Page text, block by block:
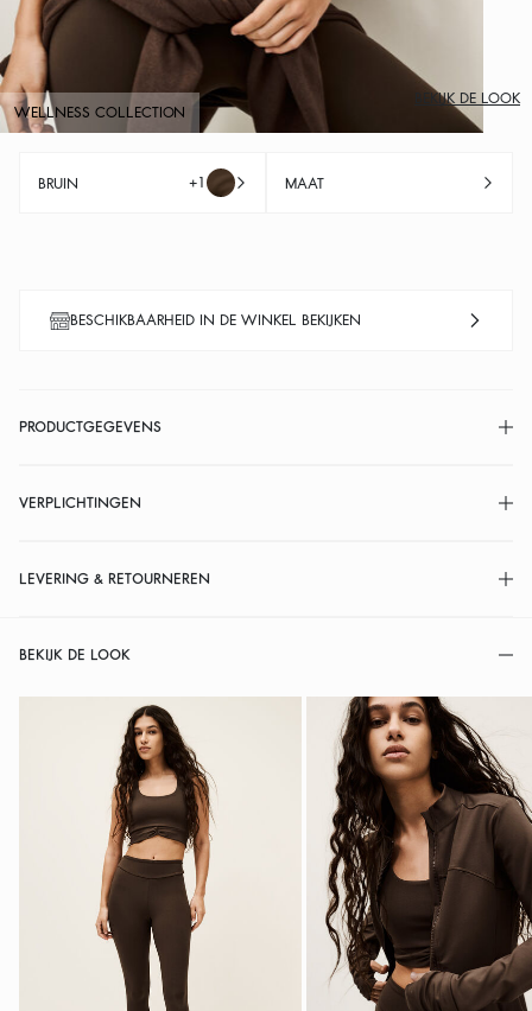
WELLNESS COLLECTION
BEKIJK DE LOOK
BRUIN +1 MAAT
BESCHIKBAARHEID IN DE WINKEL BEKIJKEN
PRODUCTGEGEVENS
VERPLICHTINGEN
LEVERING & RETOURNEREN
BEKIJK DE LOOK